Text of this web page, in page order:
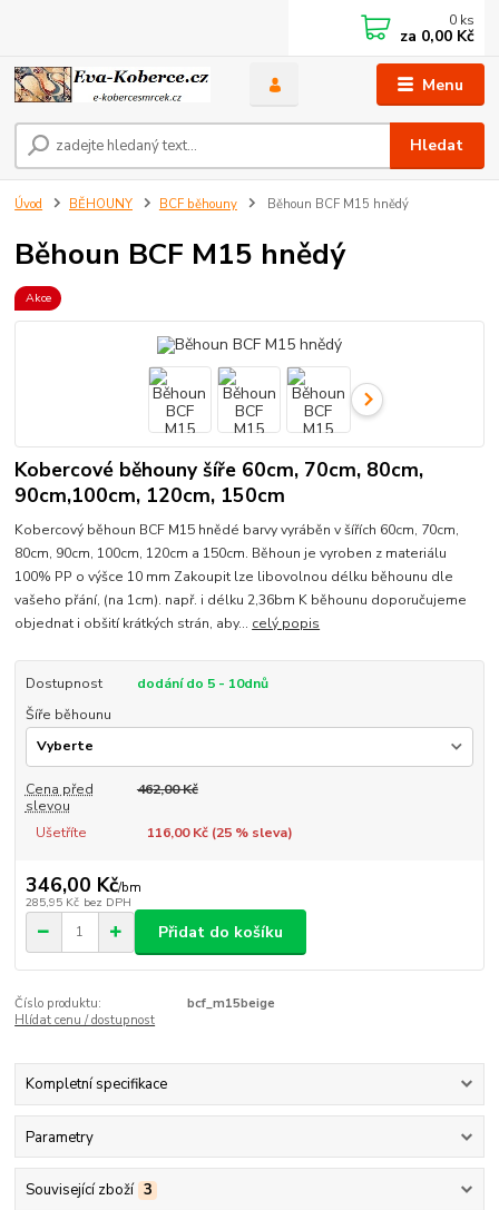
Menu
Hledat
0 ks
za 0,00 Kč
Úvod BĚHOUNY BCF běhouny Běhoun BCF M15 hnědý
Běhoun BCF M15 hnědý
Akce
Kobercové běhouny šíře 60cm, 70cm, 80cm,
90cm,100cm, 120cm, 150cm
Kobercový běhoun BCF M15 hnědé barvy vyráběn v šířích 60cm, 70cm,
80cm, 90cm, 100cm, 120cm a 150cm. Běhoun je vyroben z materiálu
100% PP o výšce 10 mm Zakoupit lze libovolnou délku běhounu dle
vašeho přání, (na 1cm). např. i délku 2,36bm K běhounu doporučujeme
objednat i obšití krátkých strán, aby... celý popis
Dostupnost
dodání do 5 - 10dnů
Šíře běhounu
Cena před
slevou
462,00 Kč
Ušetříte 116,00 Kč (25% sleva)
346,00 Kč/bm
285,95 Kč bez DPH
Přidat do košíku
Číslo produktu:
bcf_m15beige
Hlídat cenu / dostupnost
Kompletní specifikace
Parametry
Související zboží 3